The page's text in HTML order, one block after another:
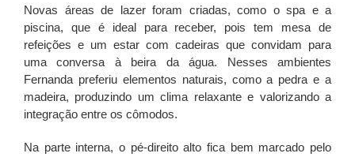
Novas áreas de lazer foram criadas, como o spa e a
piscina, que é ideal para receber, pois tem mesa de
refeições e um estar com cadeiras que convidam para
uma conversa à beira da água. Nesses ambientes
Fernanda preferiu elementos naturais, como a pedra e a
madeira, produzindo um clima relaxante e valorizando a
integração entre os cômodos.
Na parte interna, o pé-direito alto fica bem marcado pelo